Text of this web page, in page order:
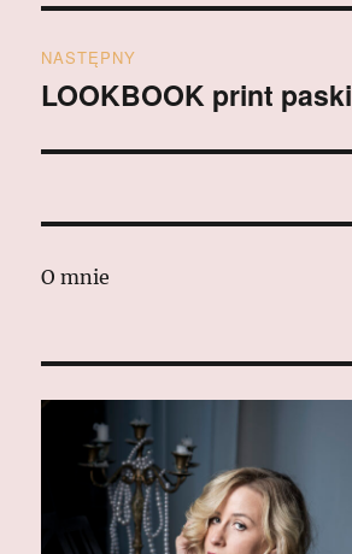
NASTĘPNY
Następny
LOOKBOOK print paski
O mnie